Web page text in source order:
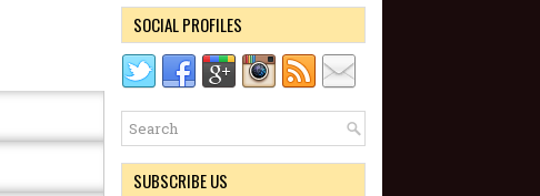
SOCIAL PROFILES
SUBSCRIBE US